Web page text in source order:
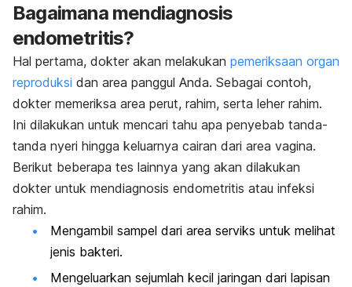
Bagaimana mendiagnosis
endometritis?
Hal pertama, dokter akan melakukan pemeriksaan organ
reproduksi dan area panggul Anda. Sebagai contoh,
dokter memeriksa area perut, rahim, serta leher rahim.
Ini dilakukan untuk mencari tahu apa penyebab tanda-
tanda nyeri hingga keluarnya cairan dari area vagina.
Berikut beberapa tes lainnya yang akan dilakukan
dokter untuk mendiagnosis endometritis atau infeksi
rahim.
Mengambil sampel dari area serviks untuk melihat
jenis bakteri.
Mengeluarkan sejumlah kecil jaringan dari lapisan